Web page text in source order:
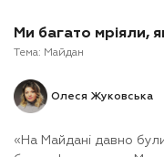
Ми багато мріяли,
Тема: Майдан
Олеся Жуковська
«На Майдані давно